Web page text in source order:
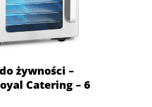
żywności –
Catering – 6